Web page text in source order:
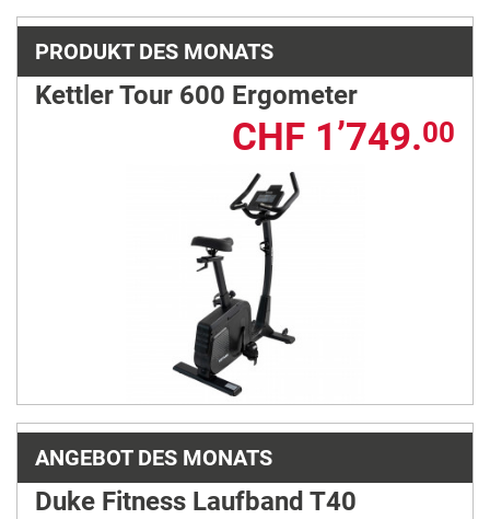
PRODUKT DES MONATS
Kettler Tour 600 Ergometer
CHF 1’749.00
ANGEBOT DES MONATS
Duke Fitness Laufband T40